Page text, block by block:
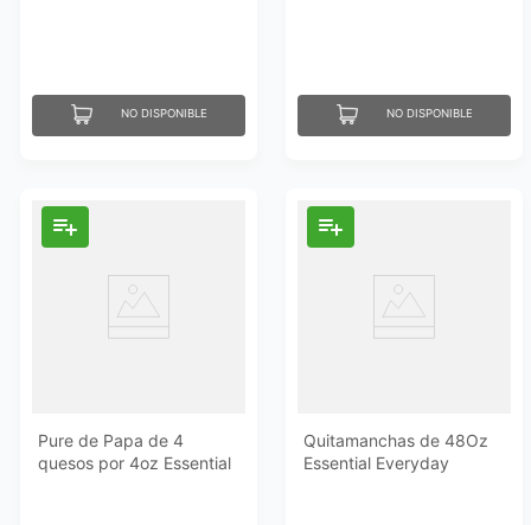
NO DISPONIBLE NO DISPONIBLE
Pure de Papa de 4
quesos por 4oz Essential
Quitamanchas de 48Oz
Essential Everyday